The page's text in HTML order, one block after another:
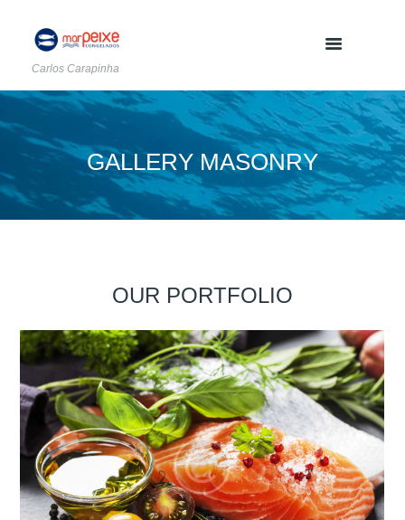
Carlos Carapinha
GALLERY MASONRY
OUR PORTFOLIO